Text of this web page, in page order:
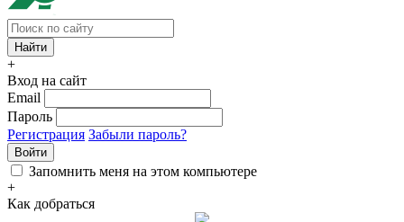
+
Вход на сайт
Email
Пароль
Регистрация Забыли пароль?
Войти
Запомнить меня на этом компьютере
+
Как добраться